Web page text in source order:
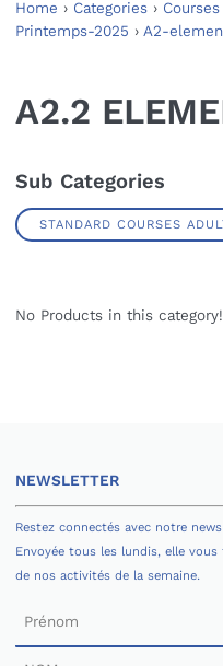
Home › Categories › Courses
Printemps-2025 › A2-
A2.2
Sub Categories
STANDARD COURSES
No Products in this category!
NEWSLETTER
Restez connectés avec notre
Envoyée tous les lundis, elle
de nos activités de la semaine.